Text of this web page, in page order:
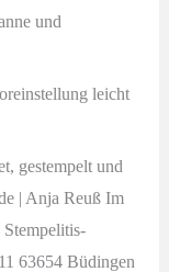
und
leicht
gestempelt und
| Anja Reuß Im
63654 Büdingen